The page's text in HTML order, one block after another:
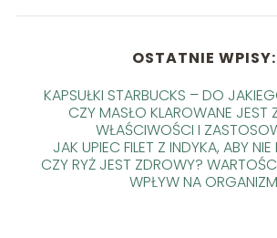
OSTATNIE WPISY:
KAPSUŁKI STARBUCKS – DO
CZY MASŁO KLAROWANE JEST
WŁAŚCIWOŚCI I
JAK UPIEC FILET Z INDYKA, ABY
CZY RYŻ JEST ZDROWY?
WPŁYW NA ORGANIZM